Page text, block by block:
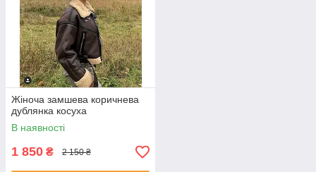
Жіноча замшева коричнева
дублянка косуха
В наявності
1 850 ₴ 2 150 ₴